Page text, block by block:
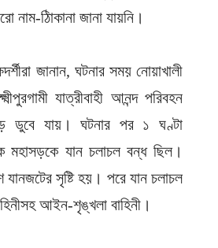
ঠিাকানা জানা যায়নি।
জানান, ঘটনার সময় নোয়াখালী
যাত্রীবাহী আনন্দ পরিবহন
ডুবে যায়। ঘটনার পর ১ ঘণ্টা
মহাসড়কে যান চলাচল বন্ধ ছিল।
সৃষ্টি হয়। পরে যান চলাচল
আইন-শৃঙ্খলা বাহিনী।